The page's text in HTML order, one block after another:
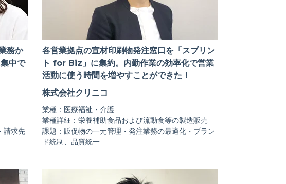
務か
中で
請求先
各営業拠点の宣材印刷物発注窓口を「スプリン
ト for Biz」に集約。内勤作業の効率化で営業
活動に使う時間を増やすことができた！
株式会社クリニコ
業種：医療福祉・介護
業種詳細：栄養補助食品および流動食等の製造販売
課題：販促物の一元管理・発注業務の最適化・ブラン
ド統制、品質統一